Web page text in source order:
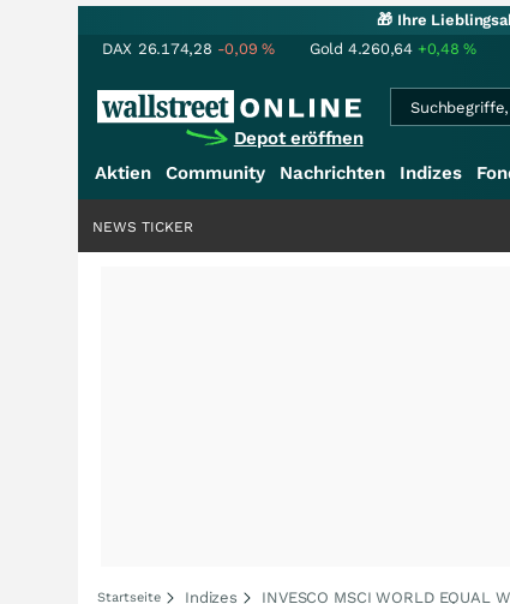
🎁 Ihre
DAX 26.174,28 -0,09% Gold 4.260,64 +0,48%
Depot eröffnen
Aktien Community Nachrichten Indizes
NEWS TICKER
Startseite Indizes INVESCO MSCI WORLD EQUAL